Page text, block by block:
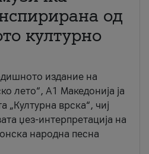
од
културно
издание на
лето“, А1 Македонија ја
„Културна врска“, чиј
џез-интерпретација на
народна песна